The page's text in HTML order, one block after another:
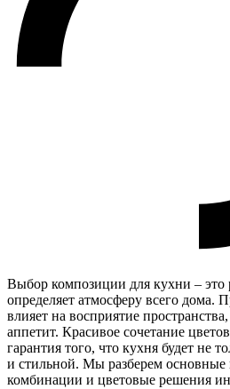
Выбор композиции для кухни – это
определяет атмосферу всего дома.
влияет на восприятие
аппетит. Красивое сочетание
гарантия того, что кухня будет не
и стильной. Мы разберем
комбинации и цветовые решения